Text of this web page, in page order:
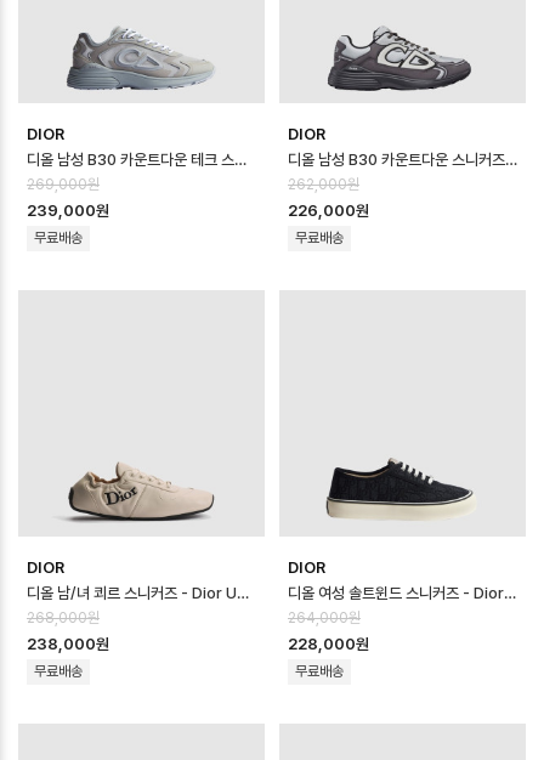
DIOR
디올 남성 B30 카운트다운 테크 스니커즈 - Dior Mens B30 Countdown …
269,000원
239,000원
무료배송
DIOR
디올 남성 B30 카운트다운 스니커즈 - Dior Mens B30 Countdown Sho…
262,000원
226,000원
무료배송
DIOR
디올 남/녀 쾨르 스니커즈 - Dior Unisex Coeur Sneaker - dis14…
268,000원
238,000원
무료배송
DIOR
디올 여성 솔트윈드 스니커즈 - Dior Womens Saltwind Sneakers - …
264,000원
228,000원
무료배송